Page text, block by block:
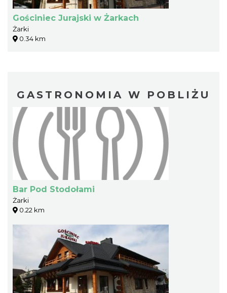
Gościniec Jurajski w Żarkach
Żarki
0.34 km
GASTRONOMIA W POBLIŻU
Bar Pod Stodołami
Żarki
0.22 km